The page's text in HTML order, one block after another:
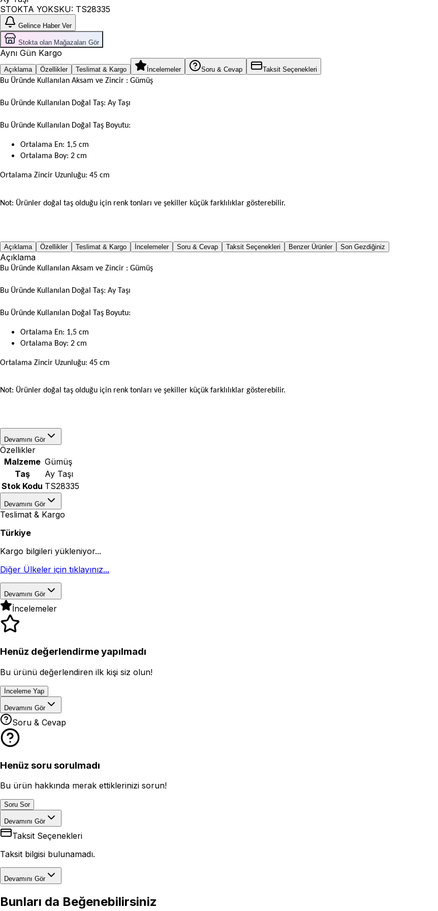
STOKTA YOKSKU: TS28335
Gelince Haber Ver
Stokta olan Mağazaları Gör
Aynı Gün Kargo
Açıklama Özellikler Teslimat & Kargo İncelemeler Soru & Cevap Taksit Seçenekleri
Bu Üründe Kullanılan Aksam ve Zincir : Gümüş
Bu Üründe Kullanılan Doğal Taş: Ay Taşı
Bu Üründe Kullanılan Doğal Taş Boyutu:
Ortalama En: 1,5 cm
Ortalama Boy: 2 cm
Ortalama Zincir Uzunluğu: 45 cm
Not: Ürünler doğal taş olduğu için renk tonları ve şekiller küçük farklılıklar gösterebilir.
Açıklama Özellikler Teslimat & Kargo İncelemeler Soru & Cevap Taksit Seçenekleri Benzer Ürünler Son Gezdiğiniz
Açıklama
Bu Üründe Kullanılan Aksam ve Zincir : Gümüş
Bu Üründe Kullanılan Doğal Taş: Ay Taşı
Bu Üründe Kullanılan Doğal Taş Boyutu:
Ortalama En: 1,5 cm
Ortalama Boy: 2 cm
Ortalama Zincir Uzunluğu: 45 cm
Not: Ürünler doğal taş olduğu için renk tonları ve şekiller küçük farklılıklar gösterebilir.
Devamını Gör
Özellikler
Malzeme Gümüş
Taş
Ay Taşı
Stok Kodu TS28335
Devamını Gör
Teslimat & Kargo
Türkiye
Kargo bilgileri yükleniyor...
Diğer Ülkeler için tıklayınız...
Devamını Gör
İncelemeler
Henüz değerlendirme yapılmadı
Bu ürünü değerlendiren ilk kişi siz olun!
İnceleme Yap
Devamını Gör
Soru & Cevap
Henüz soru sorulmadı
Bu ürün hakkında merak ettiklerinizi sorun!
Soru Sor
Devamını Gör
Taksit Seçenekleri
Taksit bilgisi bulunamadı.
Devamını Gör
Bunları da Beğenebilirsiniz